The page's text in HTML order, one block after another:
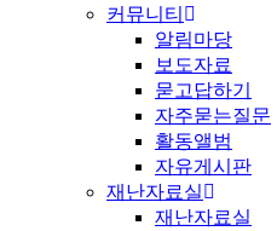
커뮤니티
알림마당
보도자료
묻고답하기
자주묻는질문
활동앨범
자유게시판
재난자료실
재난자료실